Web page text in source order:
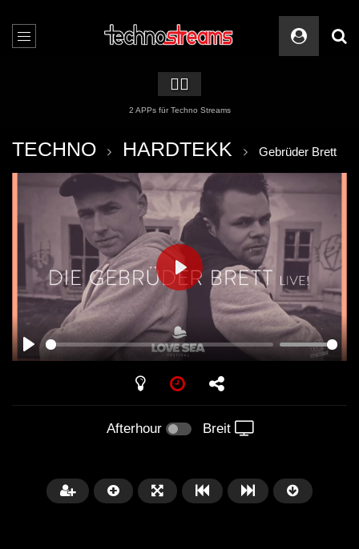
🏳️‍🌈
2 APPs für Techno Streams
TECHNO HARDTEKK Gebrüder Brett
PLAY
PLAY
Afterhour Breit